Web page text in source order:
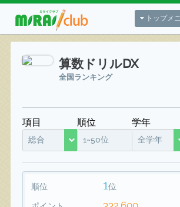
トップメ
算数ドリルDX
全国ランキング
項目
総合
順位
1~50位
学年
全学年
順位 1位